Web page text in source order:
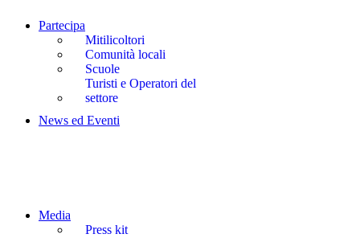
Partecipa
Mitilicoltori
Comunità locali
Scuole
Turisti e Operatori del
settore
News ed Eventi
Media
Press kit